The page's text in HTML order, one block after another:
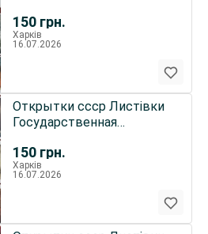
150 грн.
Харків
16.07.2026
150 грн.
Открытки ссср Листівки
Государственная
Харків
16.07.2026